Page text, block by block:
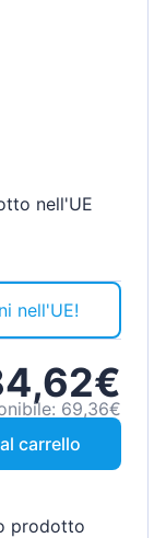
nell'UE
nell'UE!
69,36€
carrello
prodotto